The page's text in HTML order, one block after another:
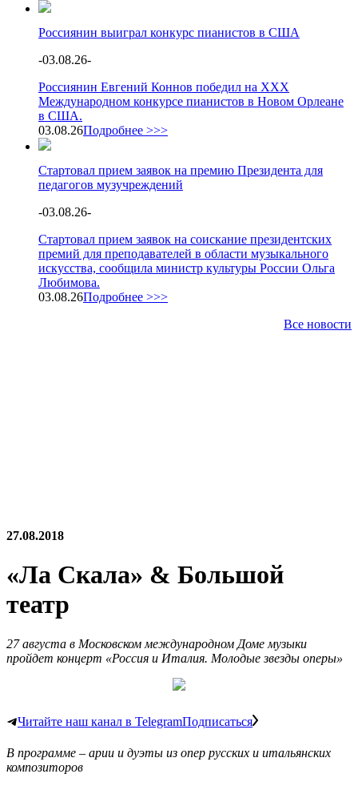
Россиянин выиграл конкурс пианистов в США
-03.08.26-
Россиянин Евгений Коннов победил на XXX
Международном конкурсе пианистов в Новом Орлеане
в США.
03.08.26Подробнее >>>
Стартовал прием заявок на премию Президента для
педагогов музучреждений
-03.08.26-
Стартовал прием заявок на соискание президентских
премий для преподавателей в области музыкального
искусства, сообщила министр культуры России Ольга
Любимова.
03.08.26Подробнее >>>
Все новости
27.08.2018
«Ла Скала» & Большой
театр
27 августа в Московском международном Доме музыки
пройдет концерт «Россия и Италия. Молодые звезды оперы»
Читайте наш канал в TelegramПодписаться
В программе – арии и дуэты из опер русских и итальянских
композиторов